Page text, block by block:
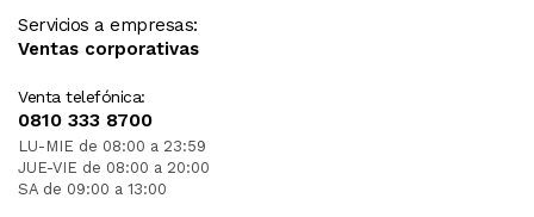
Servicios a empresas:
Ventas corporativas
Venta telefónica:
0810 333 8700
LU-MIE de 08:00 a 23:59
JUE-VIE de 08:00 a 20:00
SA de 09:00 a 13:00